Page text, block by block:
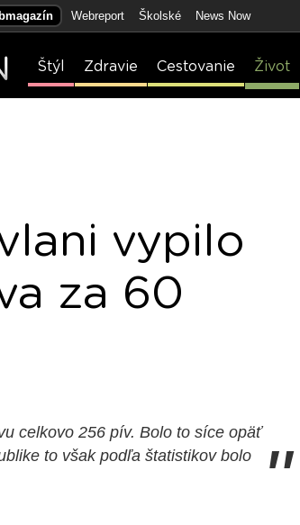
Webreport Školské News Now
Štýl Zdravie Cestovanie Život
vypilo
za 60
celkovo 256 pív. Bolo to síce opäť
to však podľa štatistikov bolo
"